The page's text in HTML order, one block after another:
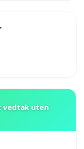
vedtak uten